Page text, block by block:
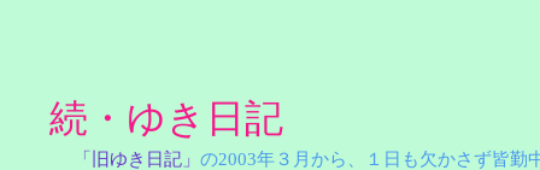
続・ゆき日記
「旧ゆき日記」 の2003年３月から、１日も欠かさず皆